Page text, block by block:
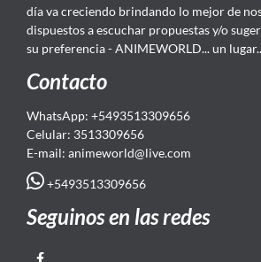
día va creciendo brindando lo mejor de
dispuestos a escuchar propuestas y/o
su preferencia - ANIMEWORLD... un
Contacto
WhatsApp: +5493513309656
Celular: 3513309656
E-mail: animeworld@live.com
+5493513309656
Seguinos en las redes